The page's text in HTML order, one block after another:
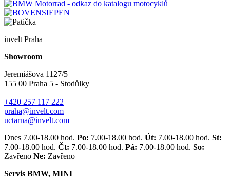
invelt Praha
Showroom
Jeremiášova 1127/5
155 00 Praha 5 - Stodůlky
+420 257 117 222
praha@invelt.com
uctarna@invelt.com
Dnes 7.00-18.00 hod. Po: 7.00-18.00 hod. Út: 7.00-18.00 hod. St:
7.00-18.00 hod. Čt: 7.00-18.00 hod. Pá: 7.00-18.00 hod. So:
Zavřeno Ne: Zavřeno
Servis BMW, MINI